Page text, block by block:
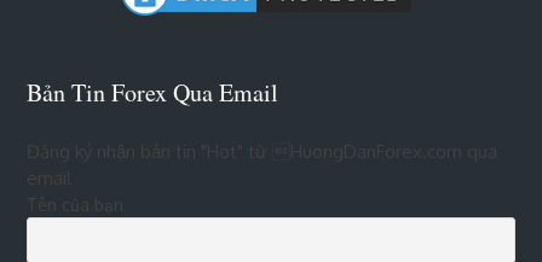
Bản Tin Forex Qua Email
Đăng ký nhận bản tin "Hot" từ HuongDanForex.com qua
Tên của bạn